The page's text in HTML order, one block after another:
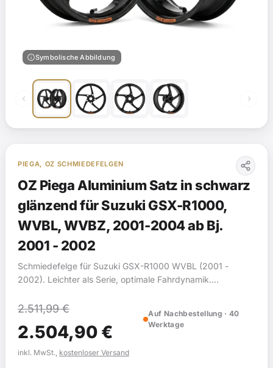
infoSymbolische Abbildung
PIEGA, OZ SCHMIEDEFELGEN
OZ Piega Aluminium Satz in schwarz
glänzend für Suzuki GSX-R1000,
WVBL, WVBZ, 2001-2004 ab Bj.
2001 - 2002
Schmiedefelge für Suzuki GSX-R1000 WVBL (2001 -
2002). Leichter als Serie, optimale Fahrdynamik.
2.511,99€
Ursprünglicher
Preis
2.504,90 € Aktueller
Preis
Auf Nachbestellung · 40
Werktage
inkl. MwSt., kostenloser Versand